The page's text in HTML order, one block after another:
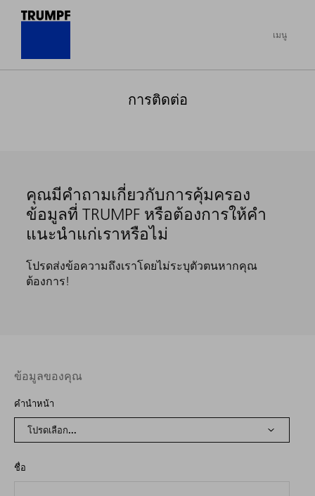
เมนู
การติดต่อ
คุณมีคำถามเกี่ยวกับการคุ้มครอง
ข้อมูลที่ TRUMPF หรือต้องการให้คำ
แนะนำแก่เราหรือไม่
โปรดส่งข้อความถึงเราโดยไม่ระบุตัวตนหากคุณ
ต้องการ!
ข้อมูลของคุณ
คำนำหน้า
ชื่อ